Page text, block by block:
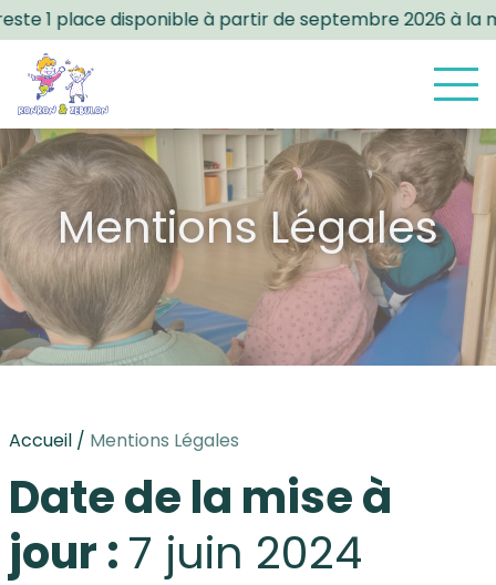
disponible à partir de septembre 2026 à la micro-
Mentions Légales
Accueil / Mentions Légales
Date de la mise à
jour :7 juin 2024